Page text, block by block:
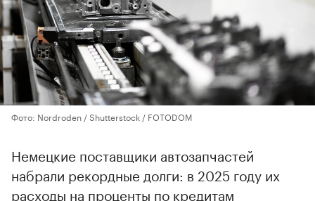
Фото: Nordroden / Shutterstock / FOTODOM
Немецкие поставщики автозапчастей
набрали рекордные долги: в 2025 году их
расходы на проценты по кредитам